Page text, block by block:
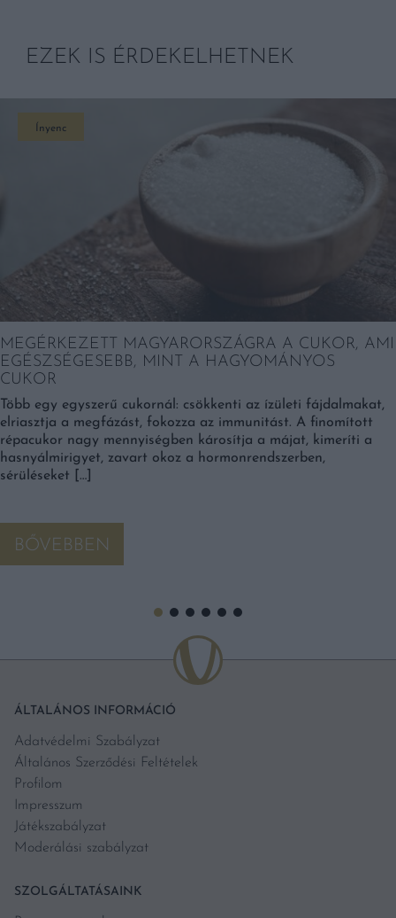
EZEK IS ÉRDEKELHETNEK
Ínyenc
MEGÉRKEZETT MAGYARORSZÁGRA A CUKOR, AMI
EGÉSZSÉGESEBB, MINT A HAGYOMÁNYOS
CUKOR
Több egy egyszerű cukornál: csökkenti az ízületi fájdalmakat,
elriasztja a megfázást, fokozza az immunitást. A finomított
répacukor nagy mennyiségben károsítja a májat, kimeríti a
hasnyálmirigyet, zavart okoz a hormonrendszerben,
sérüléseket […]
BŐVEBBEN
ÁLTALÁNOS INFORMÁCIÓ
Adatvédelmi Szabályzat
Általános Szerződési Feltételek
Profilom
Impresszum
Játékszabályzat
Moderálási szabályzat
SZOLGÁLTATÁSAINK